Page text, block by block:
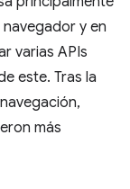
y en
varias APIs
este. Tras la
más